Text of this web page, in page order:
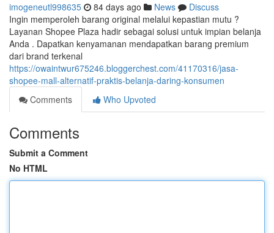
imogeneutl998635 84 days ago News
Discuss
Ingin memperoleh barang original melalui kepastian mutu ?
Layanan Shopee Plaza hadir sebagai solusi untuk impian belanja
Anda . Dapatkan kenyamanan mendapatkan barang premium
dari brand terkenal
https://owaintwur675246.bloggerchest.com/41170316/jasa-
shopee-mall-alternatif-praktis-belanja-daring-konsumen
Comments
Who Upvoted
Comments
Submit a Comment
No HTML